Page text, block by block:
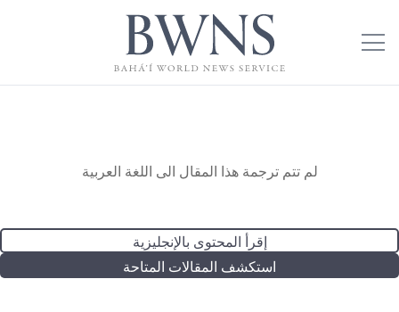
لم تتم ترجمة هذا المقال الى اللغة العربية
إقرأ المحتوى بالإنجليزية
استكشف المقالات المتاحة